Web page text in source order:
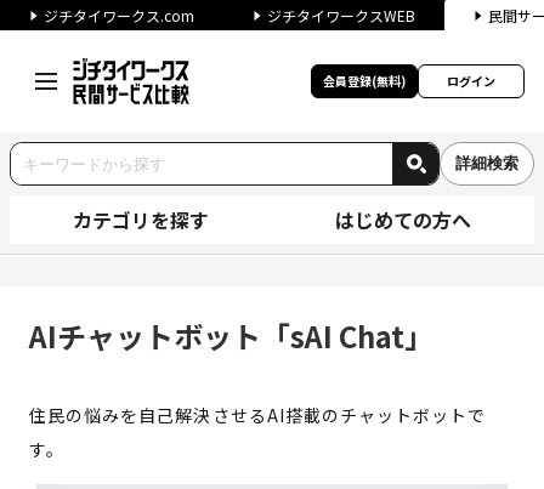
ジチタイワークス.com ジチタイワークスWEB 民間サ
会員登録(無料) ログイン
詳細検索
カテゴリを探す はじめての方へ
AIチャットボット「sAI Chat」
住民の悩みを自己解決させるAI搭載のチャットボットで
す。